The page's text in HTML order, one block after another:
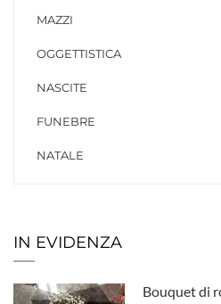
MAZZI
OGGETTISTICA
NASCITE
FUNEBRE
NATALE
IN EVIDENZA
Bouquet di